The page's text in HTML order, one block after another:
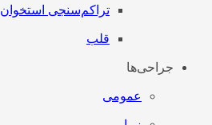
تراکم‌سنجی استخوان
قلب
جراحی‌ها
عمومی